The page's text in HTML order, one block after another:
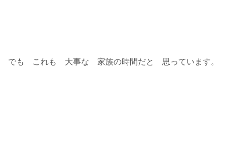
でも これも 大事な 家族の時間だと 思っています。